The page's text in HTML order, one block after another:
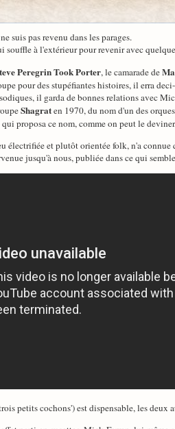
suis pas revenu dans les parages.
souffle à l'extérieur pour revenir avec
Peregrin Took Porter, le camarade de
pour des stupéfiantes histoires, il erra
il garda de bonnes relations avec
Shagraten 1970, du nom d'un des
proposa ce nom, comme on peut le
électrifiée et plutôt orientée folk, n'a connue
jusqu'à nous, publiée dans ce qui
petits cochons') est dispensable, les deux